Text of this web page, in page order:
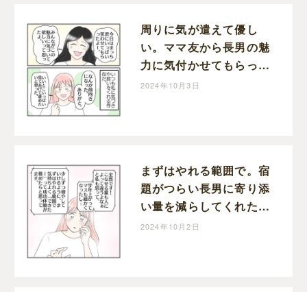
周りに気が遣えて優し
い。ママ友から長男の魅
力に気付かせてもらっ
た。学校に行きたくない
2024年10月3日
まずはやれる範囲で。宿
題がつらい長男に寄り添
い量を減らしてくれた先
生。学校に行きたくない
2024年10月2日